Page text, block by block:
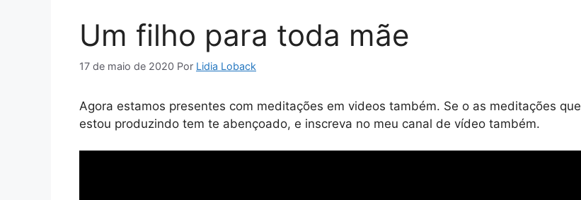
Um filho para toda mãe
17 de maio de 2020 Por Lidia Loback
Agora estamos presentes com meditações em videos também. Se o as meditações que
estou produzindo tem te abençoado, e inscreva no meu canal de vídeo também.